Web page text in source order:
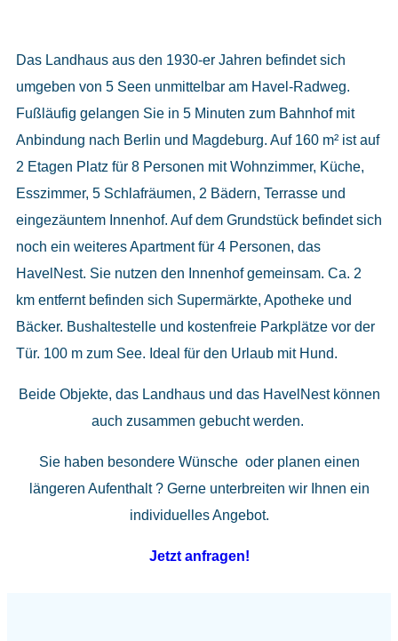
Das Landhaus aus den 1930-er Jahren befindet sich
umgeben von 5 Seen unmittelbar am Havel-Radweg.
Fußläufig gelangen Sie in 5 Minuten zum Bahnhof mit
Anbindung nach Berlin und Magdeburg. Auf 160 m² ist auf
2 Etagen Platz für 8 Personen mit Wohnzimmer, Küche,
Esszimmer, 5 Schlafräumen, 2 Bädern, Terrasse und
eingezäuntem Innenhof. Auf dem Grundstück befindet sich
noch ein weiteres Apartment für 4 Personen, das
HavelNest. Sie nutzen den Innenhof gemeinsam. Ca. 2
km entfernt befinden sich Supermärkte, Apotheke und
Bäcker. Bushaltestelle und kostenfreie Parkplätze vor der
Tür. 100 m zum See. Ideal für den Urlaub mit Hund.
Beide Objekte, das Landhaus und das HavelNest können
auch zusammen gebucht werden.
Sie haben besondere Wünsche oder planen einen
längeren Aufenthalt ? Gerne unterbreiten wir Ihnen ein
individuelles Angebot.
Jetzt anfragen!